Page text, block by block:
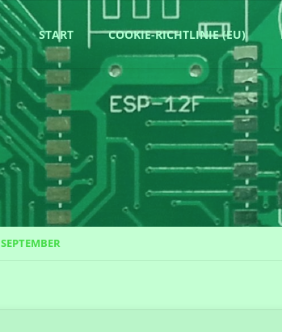
Zum
Inhalt
springen
START COOKIE-RICHTLINIE (EU)
SEPTEMBER